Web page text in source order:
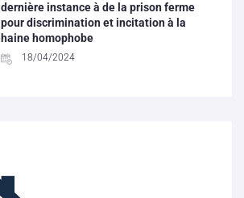
dernière instance à de la prison ferme
pour discrimination et incitation à la
haine homophobe
18/04/2024